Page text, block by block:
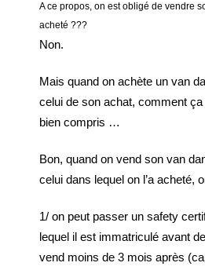
A ce propos, on est obligé de vendre
acheté ???
Non.
Mais quand on achète un van
celui de son achat, comment
bien compris …
Bon, quand on vend son van
celui dans lequel on l’a acheté,
1/ on peut passer un safety
lequel il est immatriculé avant
vend moins de 3 mois après